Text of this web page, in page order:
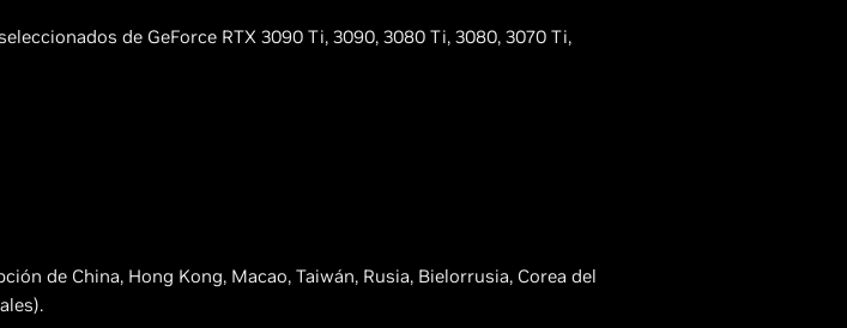
de GeForce RTX 3090 Ti, 3090, 3080 Ti, 3080, 3070 Ti,
de China, Hong Kong, Macao, Taiwán, Rusia, Bielorrusia, Corea del